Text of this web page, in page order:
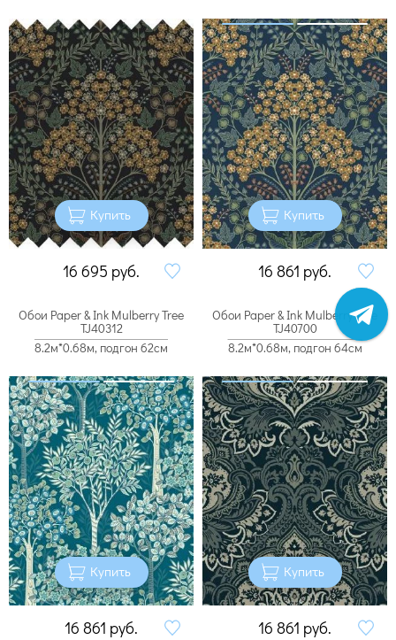
Купить
16 695 руб.
Купить
16 861 руб.
Обои Paper & Ink Mulberry Tree
TJ40312
8.2м*0.68м, подгон 62см
Купить
16 861 руб.
Обои Paper & Ink Mulberry Tree
TJ40700
8.2м*0.68м, подгон 64см
Купить
16 861 руб.